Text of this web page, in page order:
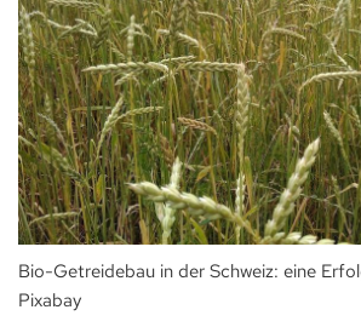
Bio-Getreidebau in der Schweiz: eine
Pixabay